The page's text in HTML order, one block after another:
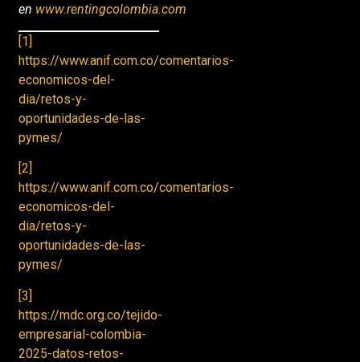
en www.rentingcolombia.com
[1]
https://www.anif.com.co/comentarios-
economicos-del-
dia/retos-y-
oportunidades-de-las-
pymes/
[2]
https://www.anif.com.co/comentarios-
economicos-del-
dia/retos-y-
oportunidades-de-las-
pymes/
[3]
https://mdc.org.co/tejido-
empresarial-colombia-
2025-datos-retos-